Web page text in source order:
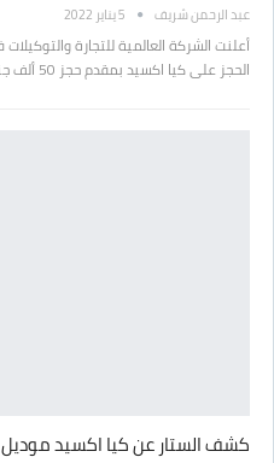
عبد الرحمن شريف 5 يناير 2022
الحجز على كيا اكسيد بمقدم حجز 50 ألف جنيه…
كشف الستار عن كيا اكسيد موديل 2022 الجديدة كُليًا في مصر